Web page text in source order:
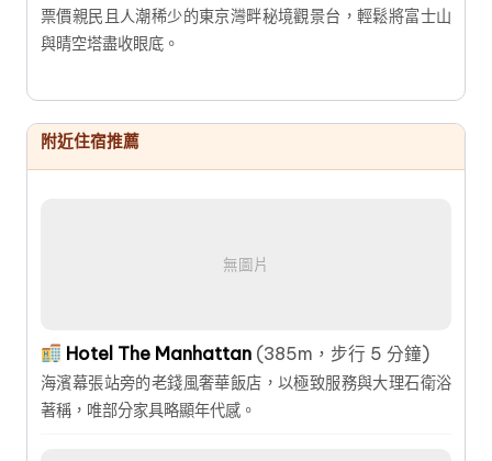
票價親民且人潮稀少的東京灣畔秘境觀景台，輕鬆將富士山
與晴空塔盡收眼底。
附近住宿推薦
無圖片
Hotel The Manhattan (385m，步行 5 分鐘)
海濱幕張站旁的老錢風奢華飯店，以極致服務與大理石衛浴
著稱，唯部分家具略顯年代感。